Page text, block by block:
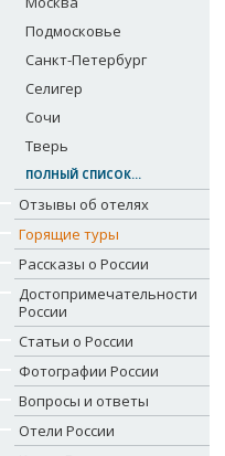
Подмосковье
Санкт-Петербург
Селигер
Сочи
Тверь
ПОЛНЫЙ СПИСОК...
Отзывы об отелях
Горящие туры
Рассказы о России
Достопримечательности
России
Статьи о России
Фотографии России
Вопросы и ответы
Отели России